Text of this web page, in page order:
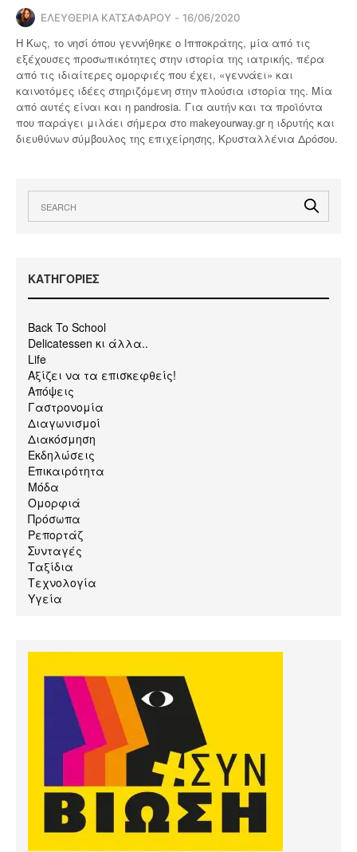
ΕΛΕΥΘΕΡΙΑ ΚΑΤΣΑΦΑΡΟΥ 16/06/2020
Η Κως, το νησί όπου γεννήθηκε ο Ιπποκράτης, μία από τις
εξέχουσες προσωπικότητες στην ιστορία της ιατρικής, πέρα
από τις ιδιαίτερες ομορφιές που έχει, «γεννάει» και
καινοτόμες ιδέες στηριζόμενη στην πλούσια ιστορία της. Μία
από αυτές είναι και η pandrosia. Για αυτήν και τα προϊόντα
που παράγει μιλάει σήμερα στο makeyourway.gr η ιδρυτής και
διευθύνων σύμβουλος της επιχείρησης, Κρυσταλλένια Δρόσου.
KΑΤΗΓΟΡΙΕΣ
Back To School
Delicatessen κι άλλα..
Life
Αξίζει να τα επισκεφθείς!
Απόψεις
Γαστρονομία
Διαγωνισμοί
Διακόσμηση
Εκδηλώσεις
Επικαιρότητα
Μόδα
Ομορφιά
Πρόσωπα
Ρεπορτάζ
Συνταγές
Ταξίδια
Τεχνολογία
Υγεία